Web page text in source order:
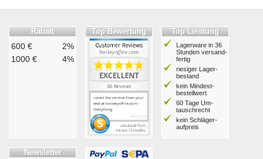
Rabatt
600 €
2%
1000 €
4%
Top Bewertung Top Leistung
Lagerware in 36
Stunden ver­sand­
fertig
riesiger Lager­
bestand
kein Mindest­
bestell­wert
60 Tage Um­
tausch­recht
kein Schläger­
aufpreis
Newsletter